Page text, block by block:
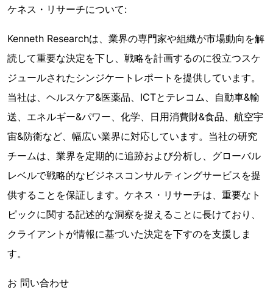
ケネス・リサーチについて:
Kenneth Researchは、業界の専門家や組織が市場動向を解
読して重要な決定を下し、戦略を計画するのに役立つスケ
ジュールされたシンジケートレポートを提供しています。
当社は、ヘルスケア&医薬品、ICTとテレコム、自動車&輸
送、エネルギー&パワー、化学、日用消費財&食品、航空宇
宙&防衛など、幅広い業界に対応しています。当社の研究
チームは、業界を定期的に追跡および分析し、グローバル
レベルで戦略的なビジネスコンサルティングサービスを提
供することを保証します。ケネス・リサーチは、重要なト
ピックに関する記述的な洞察を捉えることに長けており、
クライアントが情報に基づいた決定を下すのを支援しま
す。
お 問い合わせ